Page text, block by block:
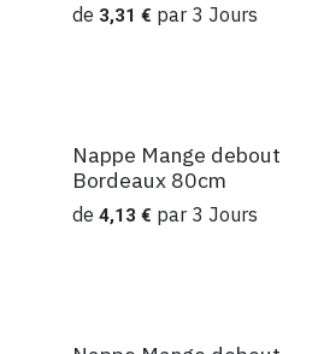
de 3,31 € par 3 Jours
Location
Nappe Mange debout
Bordeaux 80cm
de 4,13 € par 3 Jours